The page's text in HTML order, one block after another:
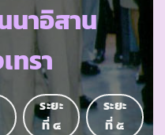
นาอิสาน
ทรา
ระยะ
ที่ ๔
ระยะ
ที่ ๕